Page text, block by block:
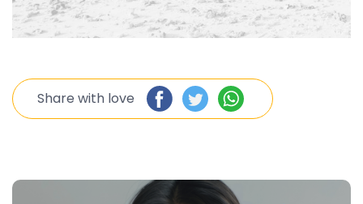
Share with love